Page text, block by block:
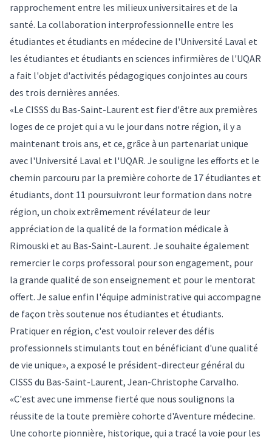
rapprochement entre les milieux universitaires et de la
santé. La collaboration interprofessionnelle entre les
étudiantes et étudiants en médecine de l'Université Laval et
les étudiantes et étudiants en sciences infirmières de l'UQAR
a fait l'objet d'activités pédagogiques conjointes au cours
des trois dernières années.
«Le CISSS du Bas-Saint-Laurent est fier d'être aux premières
loges de ce projet qui a vu le jour dans notre région, il y a
maintenant trois ans, et ce, grâce à un partenariat unique
avec l'Université Laval et l'UQAR. Je souligne les efforts et le
chemin parcouru par la première cohorte de 17 étudiantes et
étudiants, dont 11 poursuivront leur formation dans notre
région, un choix extrêmement révélateur de leur
appréciation de la qualité de la formation médicale à
Rimouski et au Bas-Saint-Laurent. Je souhaite également
remercier le corps professoral pour son engagement, pour
la grande qualité de son enseignement et pour le mentorat
offert. Je salue enfin l'équipe administrative qui accompagne
de façon très soutenue nos étudiantes et étudiants.
Pratiquer en région, c'est vouloir relever des défis
professionnels stimulants tout en bénéficiant d'une qualité
de vie unique», a exposé le président-directeur général du
CISSS du Bas-Saint-Laurent, Jean-Christophe Carvalho.
«C'est avec une immense fierté que nous soulignons la
réussite de la toute première cohorte d'Aventure médecine.
Une cohorte pionnière, historique, qui a tracé la voie pour les